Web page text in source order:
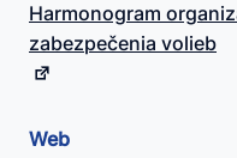
Harmonogram
zabezpečenia volieb
Web